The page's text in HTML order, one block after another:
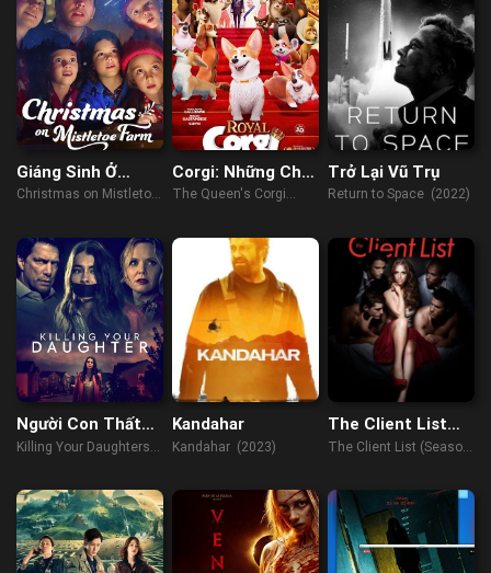
Giáng Sinh Ở
Trang Trại Tầm
Christmas on Mistletoe
Corgi: Những Chú
Chó Hoàng Gia
The Queen's Corgi
Trở Lại Vũ Trụ
Return to Space (2022)
Người Con Thất
Lạc
Killing Your Daughters
Kandahar
Kandahar (2023)
The Client List
(Phần 2)
The Client List (Season